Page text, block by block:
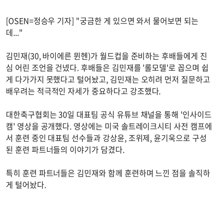
[OSEN=정승우 기자] "궁금한 게 있으면 와서 물어보면 되는
데..."
김민재(30, 바이에른 뮌헨)가 월드컵을 준비하는 후배들에게 진
심 어린 조언을 건넸다. 후배들은 김민재를 '롤모델'로 꼽으며 쉽
게 다가가지 못했다고 털어놨고, 김민재는 오히려 먼저 질문하고
배우려는 적극적인 자세가 중요하다고 강조했다.
대한축구협회는 30일 대표팀 공식 유튜브 채널을 통해 '인사이드
캠' 영상을 공개했다. 영상에는 미국 솔트레이크시티 사전 캠프에
서 훈련 중인 대표팀 선수들과 강상윤, 조위제, 윤기욱으로 구성
된 훈련 파트너들의 이야기가 담겼다.
특히 훈련 파트너들은 김민재와 함께 훈련하며 느낀 점을 솔직하
게 털어놨다.